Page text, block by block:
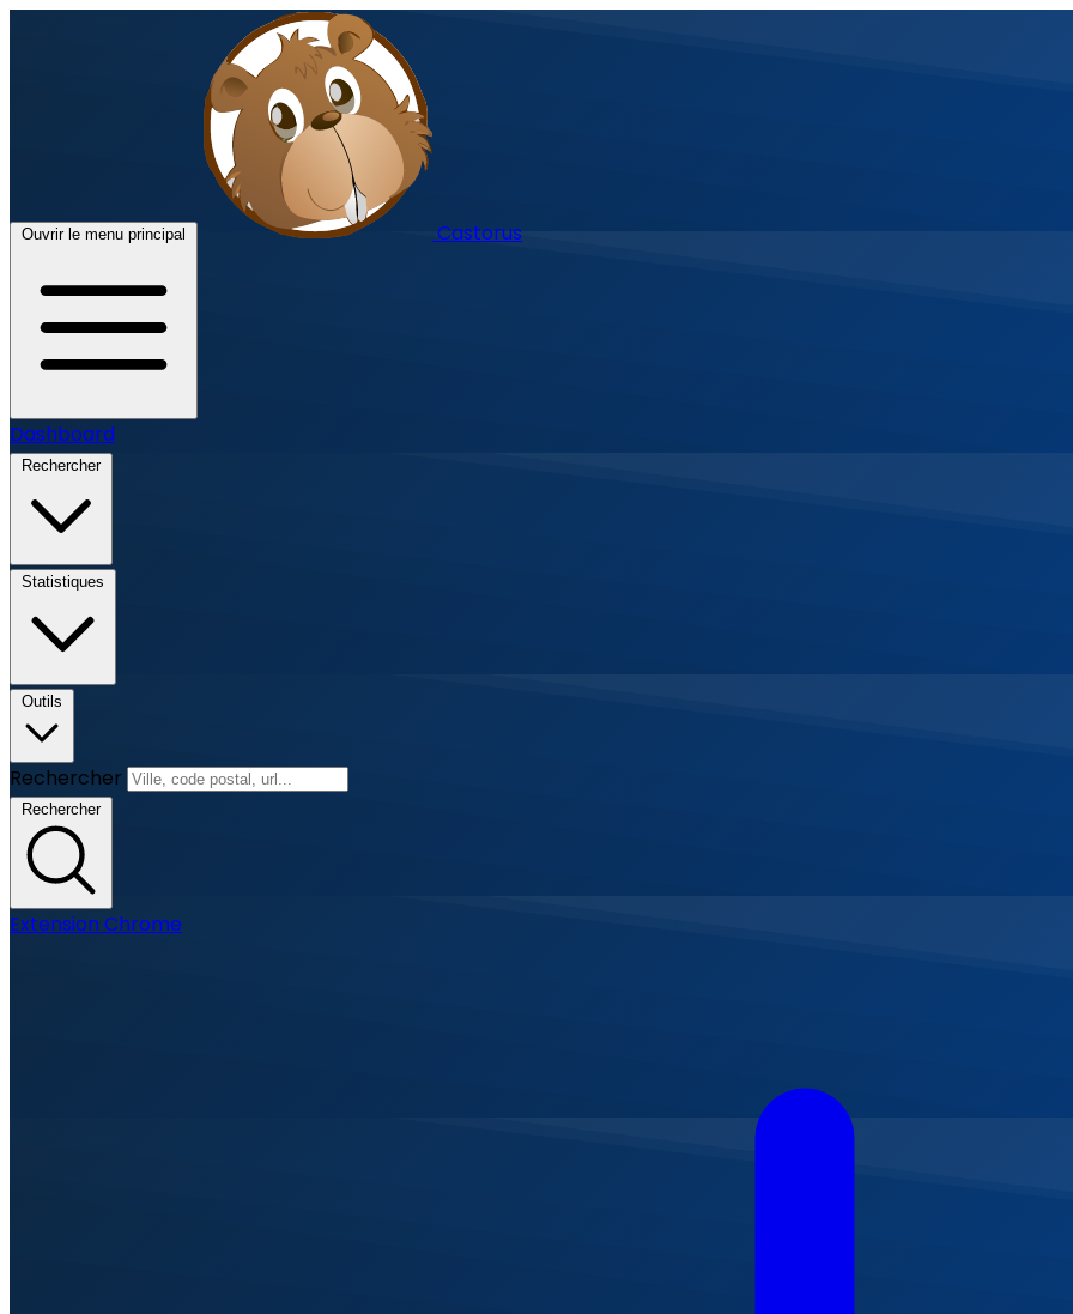
Ouvrir le menu principal Castorus
Dashboard
Rechercher
Statistiques
Outils
Rechercher
Rechercher
Extension Chrome